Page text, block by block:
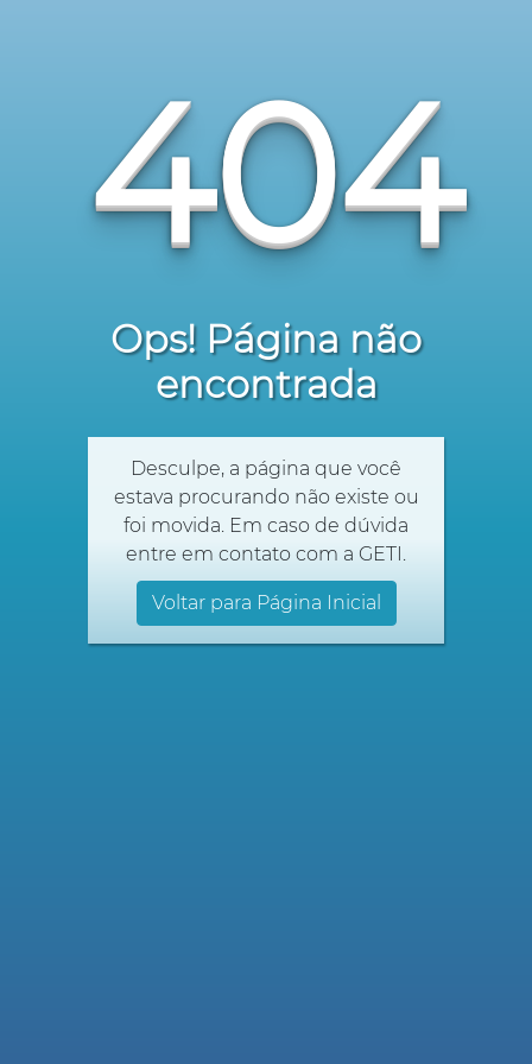
404
Ops! Página não
encontrada
Desculpe, a página que você
estava procurando não existe ou
foi movida. Em caso de dúvida
entre em contato com a GETI.
Voltar para Página Inicial